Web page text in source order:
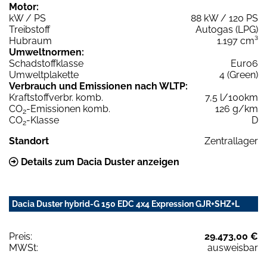
Motor:
kW / PS
88 kW / 120 PS
Treibstoff
Autogas (LPG)
Hubraum
1.197 cm³
Umweltnormen:
Schadstoffklasse
Euro6
Umweltplakette
4 (Green)
Verbrauch und Emissionen nach WLTP:
Kraftstoffverbr. komb.
7,5 l/100km
CO2-Emissionen komb.
126 g/km
CO2-Klasse
D
Standort
Zentrallager
Details zum Dacia Duster anzeigen
Dacia Duster hybrid-G 150 EDC 4x4 Expression GJR+SHZ+L
Preis:
29.473,00 €
MWSt:
ausweisbar